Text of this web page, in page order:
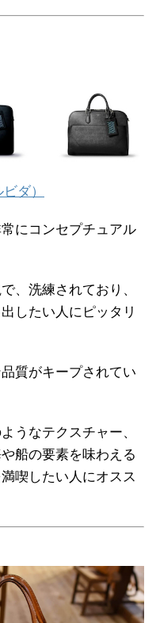
ダ）
にコンセプチュアル
、洗練されており、
したい人にピッタリ
質がキープされてい
うなテクスチャー、
船の要素を味わえる
喫したい人にオスス